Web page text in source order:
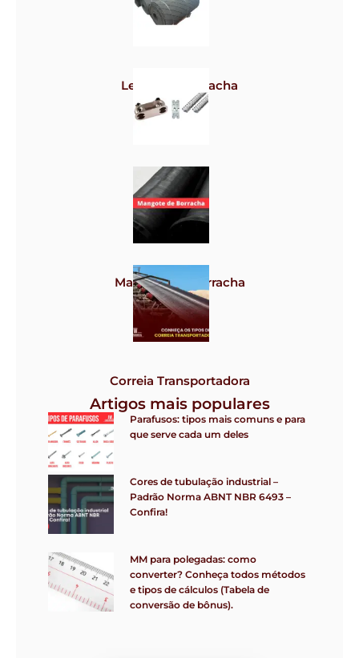
Lençol de borracha
Grampos
Mangote de borracha
Correia Transportadora
Artigos mais populares
Parafusos: tipos mais comuns e para
que serve cada um deles
Cores de tubulação industrial –
Padrão Norma ABNT NBR 6493 –
Confira!
MM para polegadas: como
converter? Conheça todos métodos
e tipos de cálculos (Tabela de
conversão de bônus).